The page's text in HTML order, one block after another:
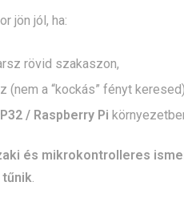
jön jól, ha:
rövid szakaszon,
(nem a “kockás” fényt
/ Raspberry Pi
és mikrokontrolleres
tűnik.